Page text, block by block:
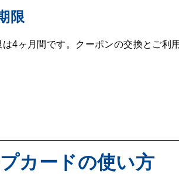
限
4ヶ月間です。クーポンの交換とご利
カードの使い方